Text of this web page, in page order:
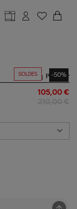
SOLDES -50%
Partager
105,00 €